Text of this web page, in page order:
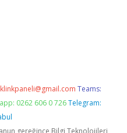
Teams:
0262 606 0 726 Telegram:
gereğince Bilgi Teknolojileri